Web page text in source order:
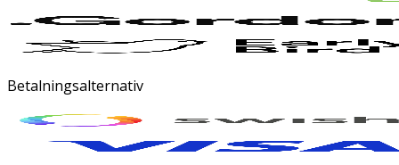
Betalningsalternativ